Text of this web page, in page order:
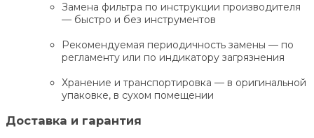
Замена фильтра по инструкции производителя
— быстро и без инструментов
Рекомендуемая периодичность замены — по
регламенту или по индикатору загрязнения
Хранение и транспортировка — в оригинальной
упаковке, в сухом помещении
Доставка и гарантия